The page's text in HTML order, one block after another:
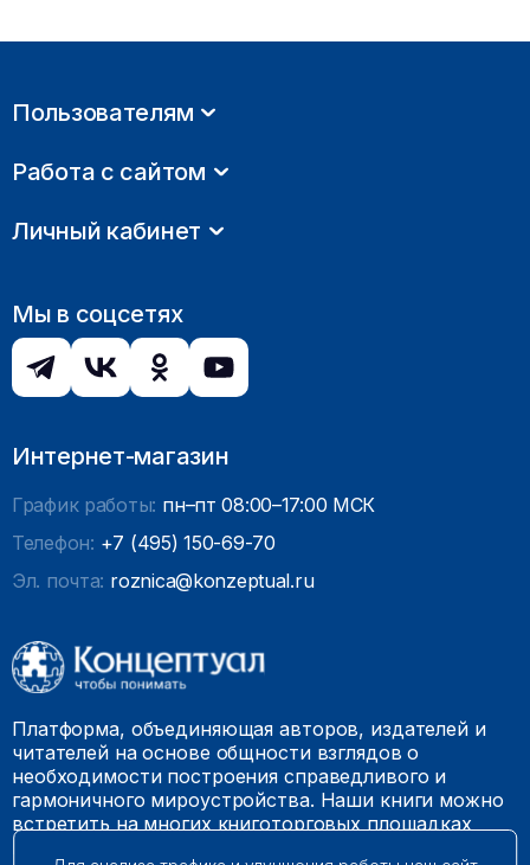
Пользователям
Работа с сайтом
Личный кабинет
Мы в соцсетях
Интернет-магазин
График работы: пн–пт 08:00–17:00 МСК
Телефон: +7 (495) 150-69-70
Эл. почта: roznica@konzeptual.ru
Платформа, объединяющая авторов, издателей и
читателей на основе общности взглядов о
необходимости построения справедливого и
гармоничного мироустройства. Наши книги можно
встретить на многих книготорговых площадках